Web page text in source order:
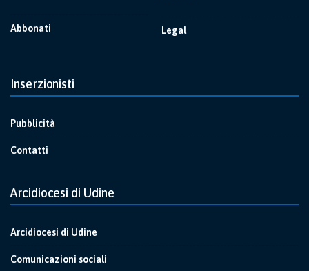
Abbonati Legal
Inserzionisti
Pubblicità
Contatti
Arcidiocesi di Udine
Arcidiocesi di Udine
Comunicazioni sociali